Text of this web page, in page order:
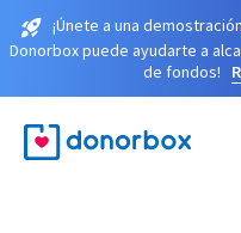
¡Únete a una
Donorbox puede ayudarte a
de fondos!